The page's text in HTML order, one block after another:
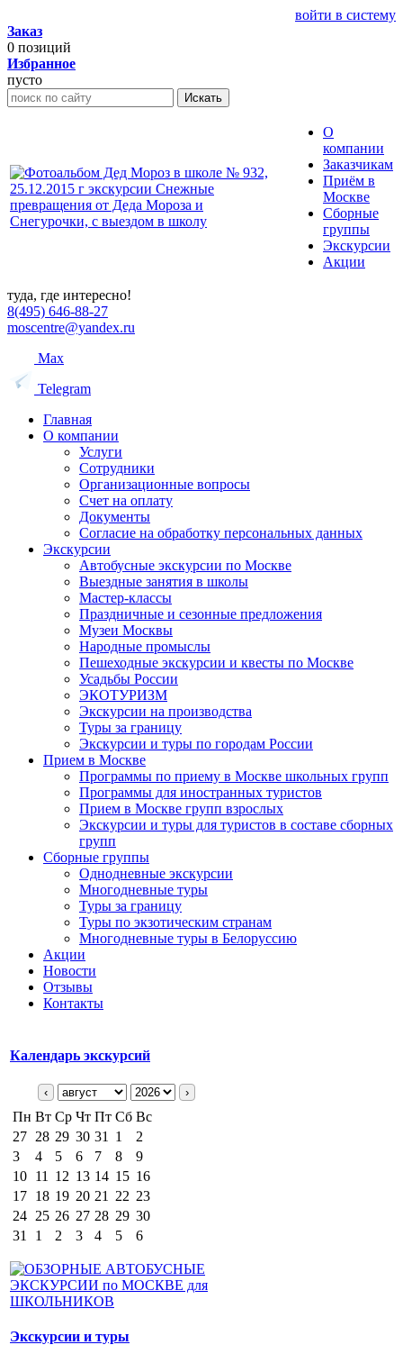
войти в систему
Заказ
0 позиций
Избранное
пусто
Искать
О
компании
Заказчикам
Приём в
Москве
Сборные
группы
Экскурсии
Акции
туда, где интересно!
8(495) 646-88-27
moscentre@yandex.ru
Max
Telegram
Главная
О компании
Услуги
Сотрудники
Организационные вопросы
Счет на оплату
Документы
Согласие на обработку персональных данных
Экскурсии
Автобусные экскурсии по Москве
Выездные занятия в школы
Мастер-классы
Праздничные и сезонные предложения
Музеи Москвы
Народные промыслы
Пешеходные экскурсии и квесты по Москве
Усадьбы России
ЭКОТУРИЗМ
Экскурсии на производства
Туры за границу
Экскурсии и туры по городам России
Прием в Москве
Программы по приему в Москве школьных групп
Программы для иностранных туристов
Прием в Москве групп взрослых
Экскурсии и туры для туристов в составе сборных
групп
Сборные группы
Однодневные экскурсии
Многодневные туры
Туры за границу
Туры по экзотическим странам
Многодневные туры в Белоруссию
Акции
Новости
Отзывы
Контакты
Календарь экскурсий
‹ ›
Пн Вт Ср Чт Пт Сб Вс
27 28 29 30 31 1
2
3
4 5 6 7 8
9
10 11 12 13 14 15 16
17 18 19 20 21 22 23
24 25 26 27 28 29 30
31
1 2 3 4 5 6
Экскурсии и туры